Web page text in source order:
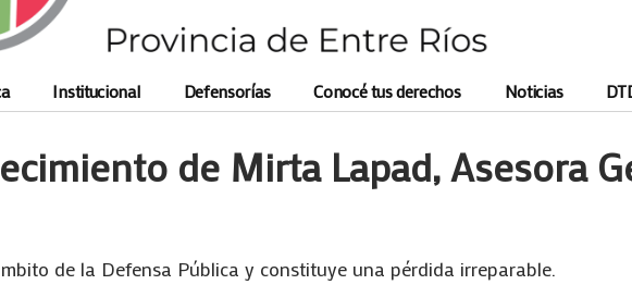
Institucional Defensorías Conocé tus derechos Noticias
de Mirta Lapad, Asesora
de la Defensa Pública y constituye una pérdida irreparable.